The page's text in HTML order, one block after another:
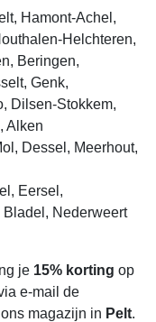
Hamont-Achel,
Helchteren,
Beringen,
Genk,
Dilsen-Stokkem,
Alken
Dessel, Meerhout,
Eersel,
Nederweert
je 15% korting op
e-mail de
magazijn in Pelt.